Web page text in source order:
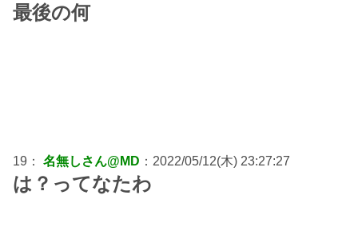
最後の何
19： 名無しさん@MD ：2022/05/12(木) 23:27:27
は？ってなたわ